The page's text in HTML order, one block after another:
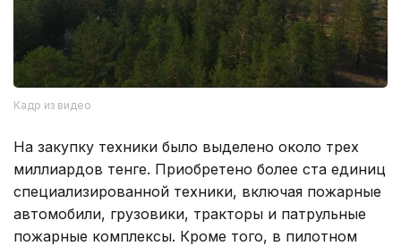
Кадр из видео
На закупку техники было выделено около трех
миллиардов тенге. Приобретено более ста единиц
специализированной техники, включая пожарные
автомобили, грузовики, тракторы и патрульные
пожарные комплексы. Кроме того, в пилотном